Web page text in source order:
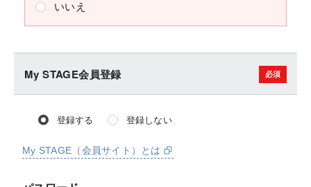
いいえ
My STAGE会員登録
登録する 登録しない
My STAGE（会員サイト）とは